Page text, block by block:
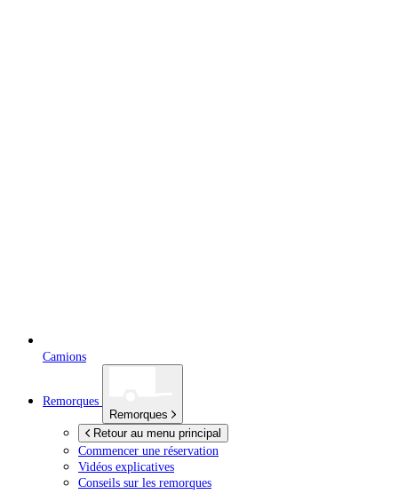
Camions
Remorques
Remorques
Retour au menu principal
Commencer une réservation
Vidéos explicatives
Conseils sur les remorques